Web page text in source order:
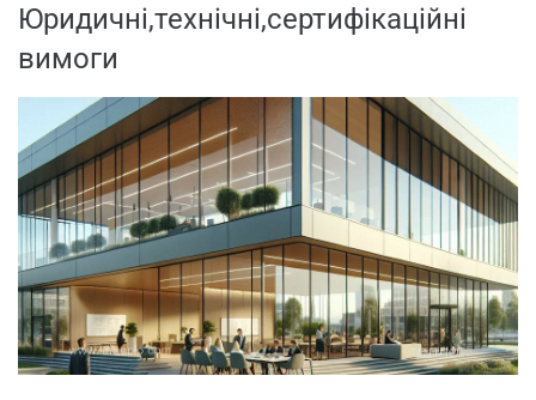
Юридичні,технічні,сертифікаційні
вимоги